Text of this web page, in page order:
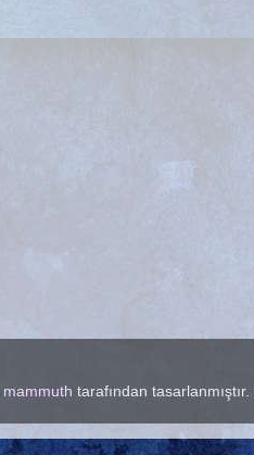
mammuth tarafından tasarlanmıştır.